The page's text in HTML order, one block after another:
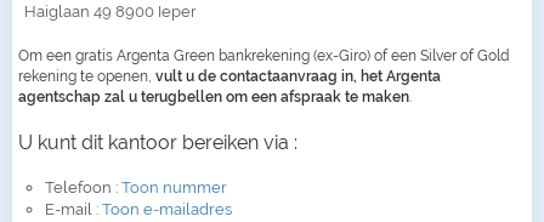
Haiglaan 49 8900 Ieper
Om een gratis Argenta Green bankrekening (ex-Giro) of een Silver of Gold
rekening te openen, vult u de contactaanvraag in, het Argenta
agentschap zal u terugbellen om een afspraak te maken
U kunt dit kantoor bereiken via :
Telefoon : Toon nummer
E-mail : Toon e-mailadres